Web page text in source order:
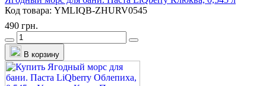
Код товара: YMLIQB-ZHURV0545
490 грн.
В корзину